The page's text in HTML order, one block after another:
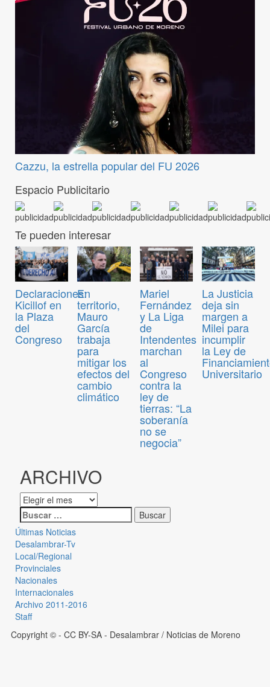
Cazzu, la estrella popular del FU 2026
Espacio Publicitario
Te pueden interesar
Declaraciones:
Kicillof en
la Plaza
del
Congreso
En
territorio,
Mauro
García
trabaja
para
mitigar los
efectos del
cambio
climático
Mariel
Fernández
y La Liga
de
Intendentes
marchan
al
Congreso
contra la
ley de
tierras: “La
soberanía
no se
negocia”
La Justicia
deja sin
margen a
Milei para
incumplir
la Ley de
Universitario
ARCHIVO
Últimas Noticias
Desalambrar-Tv
Local/Regional
Provinciales
Nacionales
Internacionales
Archivo 2011-2016
Staff
Copyright © - CC BY-SA - Desalambrar / Noticias de Moreno